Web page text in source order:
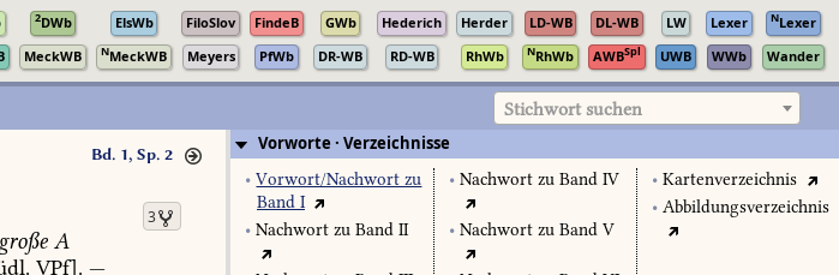
2DWb ElsWb FiloSlov FindeB GWb Hederich Herder LD-WB DL-WB LW Lexer NLexer
MeckWB NMeckWB Meyers PfWb DR-WB RD-WB RhWb NRhWb AWBSpl UWB WWb Wander
Stichwort suchen
Bd. 1, Sp. 2
3
große A
VPf]. —
Vorworte · Verzeichnisse
• Vorwort/Nachwort zu
Band I
• Nachwort zu Band II
• Nachwort zu Band IV
• Nachwort zu Band V
• Kartenverzeichnis
• Abbildungsverzeichnis